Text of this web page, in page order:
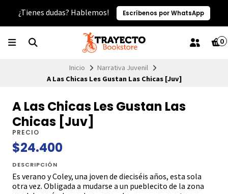
¿Tienes dudas? Hablemos! Escríbenos por WhatsApp
0
Inicio
Narrativa Juvenil
A Las Chicas Les Gustan Las Chicas [Juv]
A Las Chicas Les Gustan Las
Chicas [Juv]
PRECIO
$24.400
DESCRIPCIÓN
Es verano y Coley, una joven de dieciséis años, esta sola
otra vez. Obligada a mudarse a un pueblecito de la zona